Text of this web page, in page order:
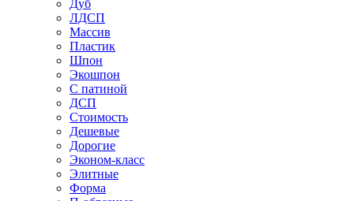
Дуб
ЛДСП
Массив
Пластик
Шпон
Экошпон
С патиной
ДСП
Стоимость
Дешевые
Дорогие
Эконом-класс
Элитные
Форма